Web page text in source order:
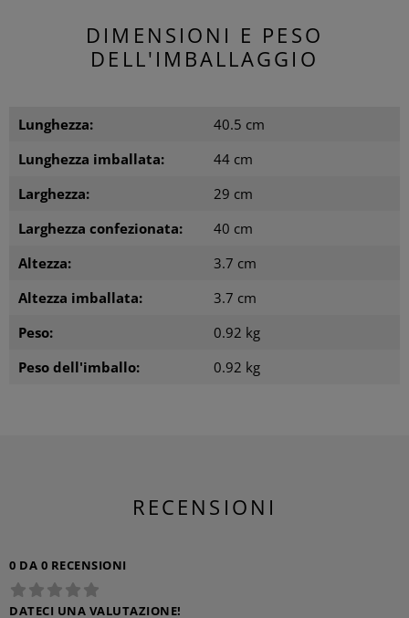
DIMENSIONI E PESO
DELL'IMBALLAGGIO
Lunghezza:
40.5 cm
Lunghezza imballata:
44 cm
Larghezza:
29 cm
Larghezza confezionata:
40 cm
Altezza:
3.7 cm
Altezza imballata:
3.7 cm
Peso:
0.92 kg
Peso dell'imballo:
0.92 kg
RECENSIONI
0 DA 0 RECENSIONI
DATECI UNA VALUTAZIONE!